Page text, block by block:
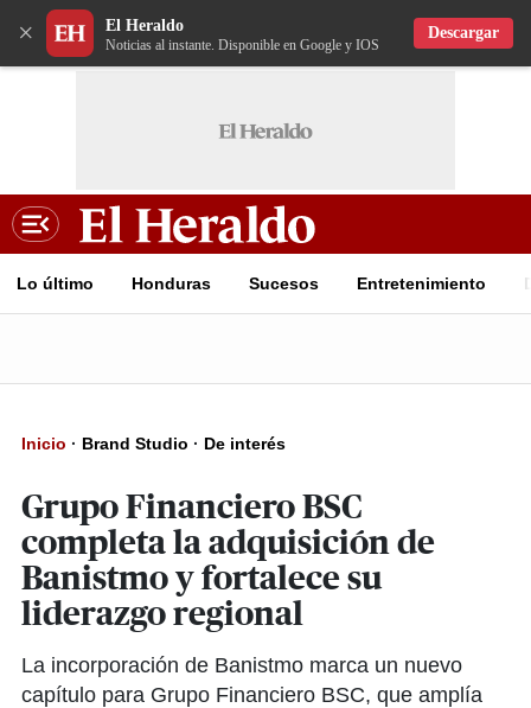
× El Heraldo
Noticias al instante. Disponible en Google y IOS
Descargar
Lo último Honduras Sucesos Entretenimiento
Inicio · Brand Studio · De interés
Grupo Financiero BSC
completa la adquisición de
Banistmo y fortalece su
liderazgo regional
La incorporación de Banistmo marca un nuevo
capítulo para Grupo Financiero BSC, que amplía